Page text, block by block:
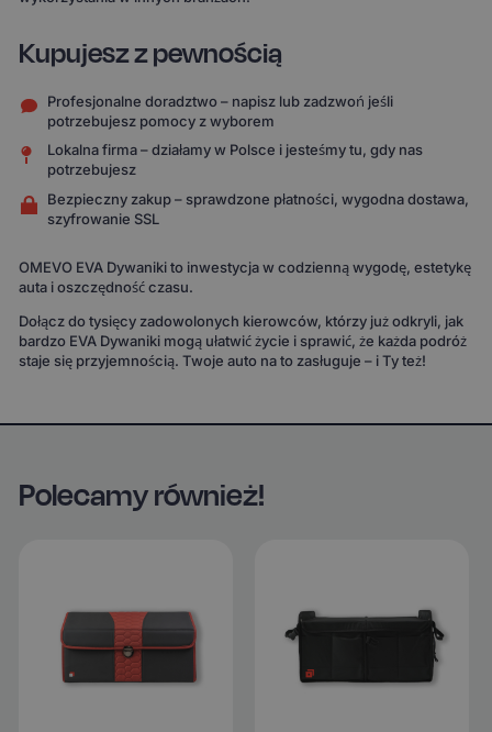
Kupujesz z pewnością
Profesjonalne doradztwo – napisz lub zadzwoń jeśli
potrzebujesz pomocy z wyborem
Lokalna firma – działamy w Polsce i jesteśmy tu, gdy nas
potrzebujesz
Bezpieczny zakup – sprawdzone płatności, wygodna dostawa,
szyfrowanie SSL
OMEVO EVA Dywaniki to inwestycja w codzienną wygodę, estetykę
auta i oszczędność czasu.
Dołącz do tysięcy zadowolonych kierowców, którzy już odkryli, jak
bardzo EVA Dywaniki mogą ułatwić życie i sprawić, że każda podróż
staje się przyjemnością. Twoje auto na to zasługuje – i Ty też!
Polecamy również!